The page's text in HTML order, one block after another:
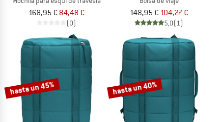
168,95 € 84,48 €
(0)
148,95 € 104,27 €
5,0(1)
hasta un 45% hasta un 40%